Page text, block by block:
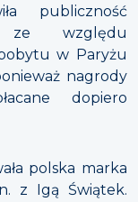
publiczność
ze względu
w Paryżu
nagrody
dopiero
polska marka
z Igą Świątek.